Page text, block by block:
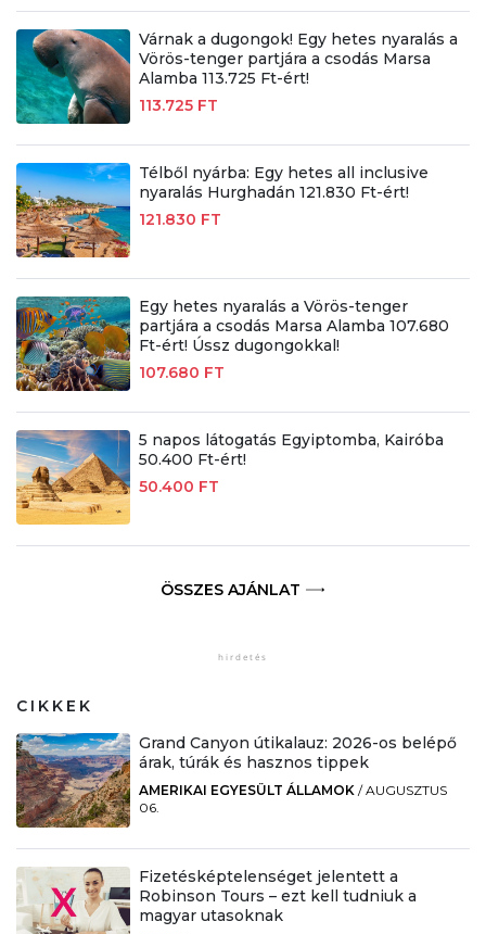
Várnak a dugongok! Egy hetes nyaralás a
Vörös-tenger partjára a csodás Marsa
Alamba 113.725 Ft-ért!
113.725 FT
Télből nyárba: Egy hetes all inclusive
nyaralás Hurghadán 121.830 Ft-ért!
121.830 FT
Egy hetes nyaralás a Vörös-tenger
partjára a csodás Marsa Alamba 107.680
Ft-ért! Ússz dugongokkal!
107.680 FT
5 napos látogatás Egyiptomba, Kairóba
50.400 Ft-ért!
50.400 FT
ÖSSZES AJÁNLAT
CIKKEK
Grand Canyon útikalauz: 2026-os belépő
árak, túrák és hasznos tippek
AMERIKAI EGYESÜLT ÁLLAMOK /AUGUSZTUS
06.
Fizetésképtelenséget jelentett a
Robinson Tours – ezt kell tudniuk a
magyar utasoknak